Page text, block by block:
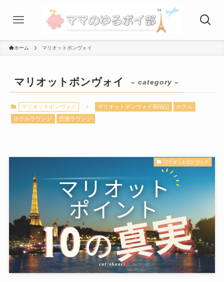
ホーム マリオットボンヴォイ
マリオットボンヴォイ – category –
マリオットボンヴォイ マリオットボンヴォイ宿泊記 ホテル
ホテルラウンジ 空港ラウンジ
マリオットボンヴォイ